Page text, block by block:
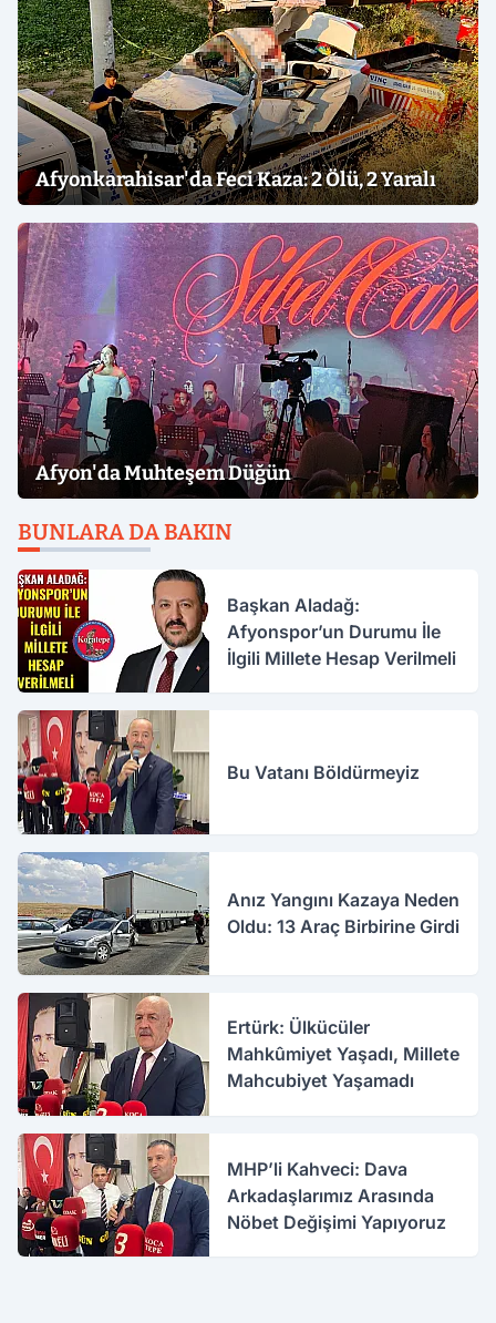
Afyonkarahisar'da Feci Kaza: 2 Ölü, 2 Yaralı
Afyon'da Muhteşem Düğün
BUNLARA DA BAKIN
Başkan Aladağ:
Afyonspor’un Durumu İle
İlgili Millete Hesap Verilmeli
Bu Vatanı Böldürmeyiz
Anız Yangını Kazaya Neden
Oldu: 13 Araç Birbirine Girdi
Ertürk: Ülkücüler
Mahkûmiyet Yaşadı, Millete
Mahcubiyet Yaşamadı
MHP’li Kahveci: Dava
Arkadaşlarımız Arasında
Nöbet Değişimi Yapıyoruz